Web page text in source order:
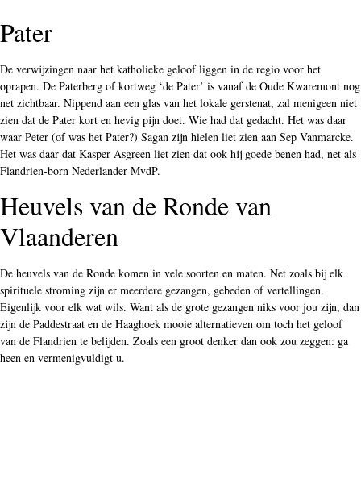
Pater
De verwijzingen naar het katholieke geloof liggen in de regio voor het
oprapen. De Paterberg of kortweg ‘de Pater’ is vanaf de Oude Kwaremont nog
net zichtbaar. Nippend aan een glas van het lokale gerstenat, zal menigeen niet
zien dat de Pater kort en hevig pijn doet. Wie had dat gedacht. Het was daar
waar Peter (of was het Pater?) Sagan zijn hielen liet zien aan Sep Vanmarcke.
Het was daar dat Kasper Asgreen liet zien dat ook hij goede benen had, net als
Flandrien-born Nederlander MvdP.
Heuvels van de Ronde van
Vlaanderen
De heuvels van de Ronde komen in vele soorten en maten. Net zoals bij elk
spirituele stroming zijn er meerdere gezangen, gebeden of vertellingen.
Eigenlijk voor elk wat wils. Want als de grote gezangen niks voor jou zijn, dan
zijn de Paddestraat en de Haaghoek mooie alternatieven om toch het geloof
van de Flandrien te belijden. Zoals een groot denker dan ook zou zeggen: ga
heen en vermenigvuldigt u.